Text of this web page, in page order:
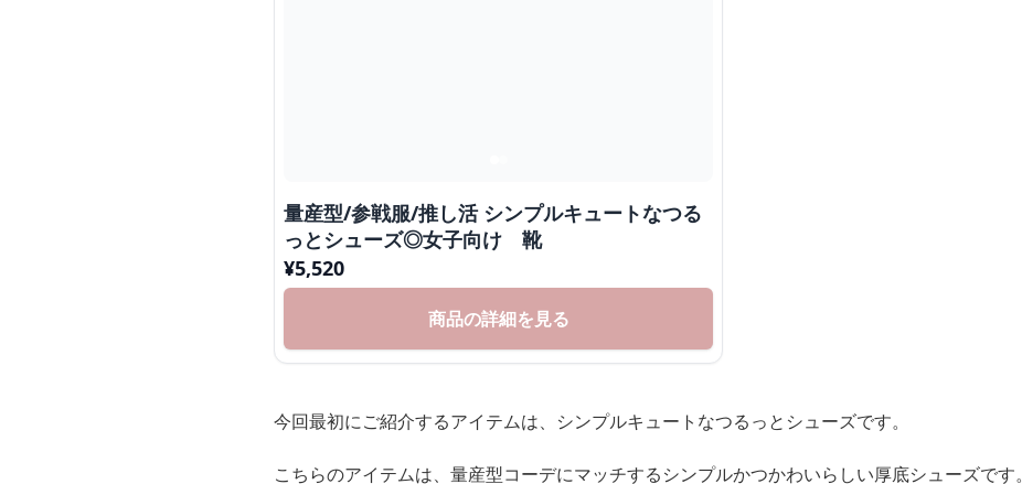
量産型/参戦服/推し活 シンプルキュートなつる
っとシューズ◎女子向け 靴
¥5,520
商品の詳細を見る
今回最初にご紹介するアイテムは、シンプルキュートなつるっとシューズです。
こちらのアイテムは、量産型コーデにマッチするシンプルかつかわいらしい厚底シューズです。